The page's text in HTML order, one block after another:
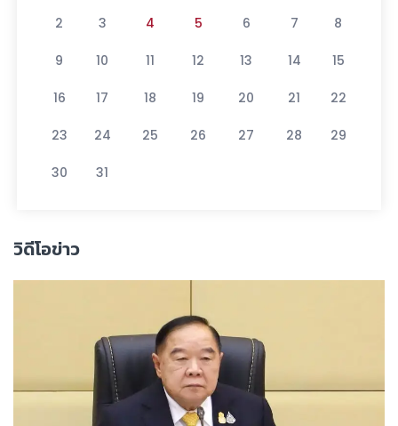
2 3 4 5 6 7 8
9 10 11 12 13 14 15
16 17 18 19 20 21 22
23 24 25 26 27 28 29
30 31
วิดีโอข่าว